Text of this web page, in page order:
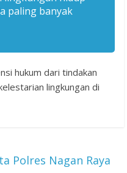
paling banyak
hukum dari tindakan
lingkungan di
Polres Nagan Raya